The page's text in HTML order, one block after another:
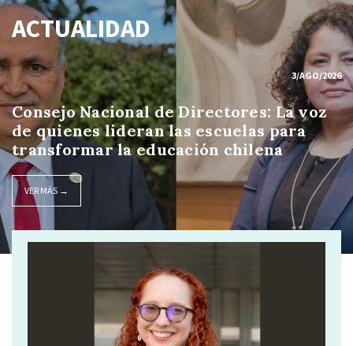
ACTUALIDAD
3/AGO/2026
Consejo Nacional de Directores: La voz
de quienes lideran las escuelas para
transformar la educación chilena
VER MÁS →